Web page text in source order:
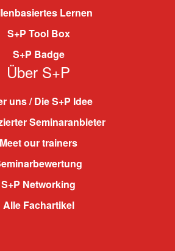
Lernen
S+P Tool Box
S+P Badge
Über S+P
uns / Die S+P Idee
Seminaranbieter
Meet our trainers
S+P Networking
Alle Fachartikel